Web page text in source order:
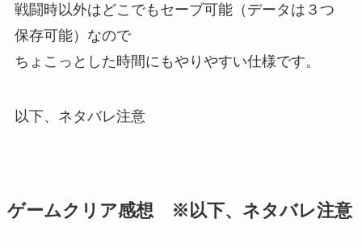
戦闘時以外はどこでもセーブ可能（データは３つ
保存可能）なので
ちょこっとした時間にもやりやすい仕様です。
以下、ネタバレ注意
ゲームクリア感想 ※以下、ネタバレ注意